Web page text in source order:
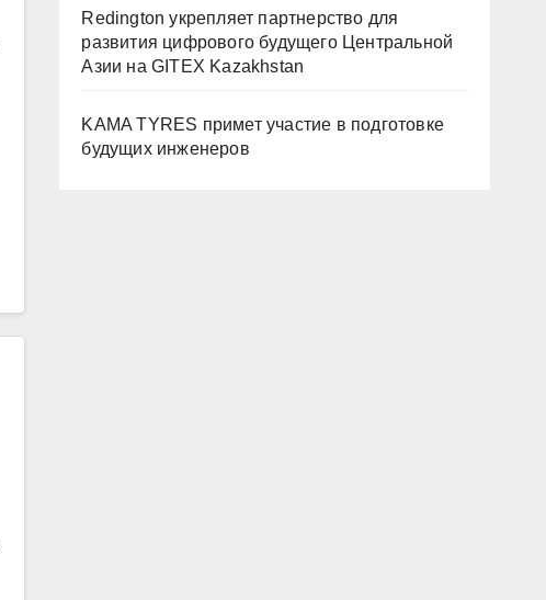
Redington укрепляет партнерство для
развития цифрового будущего Центральной
Азии на GITEX Kazakhstan
KAMA TYRES примет участие в подготовке
будущих инженеров